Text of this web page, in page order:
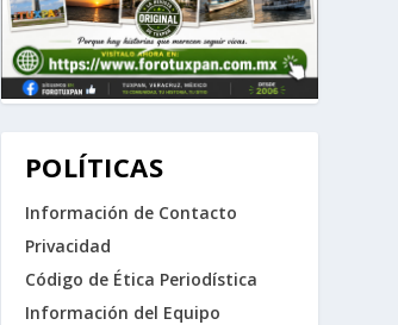
POLÍTICAS
Información de Contacto
Privacidad
Código de Ética Periodística
Información del Equipo